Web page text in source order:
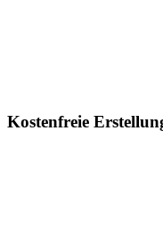
Kostenfreie